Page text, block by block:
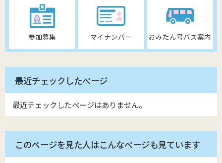
参加募集 マイナンバー おみたん号バス案内
最近チェックしたページ
最近チェックしたページはありません。
このページを見た人はこんなページも見ています